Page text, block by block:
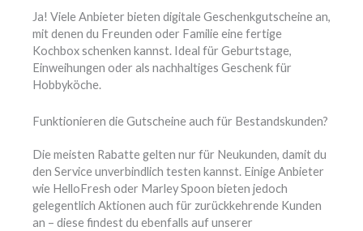
Ja! Viele Anbieter bieten digitale Geschenkgutscheine an,
mit denen du Freunden oder Familie eine fertige
Kochbox schenken kannst. Ideal für Geburtstage,
Einweihungen oder als nachhaltiges Geschenk für
Hobbyköche.
Funktionieren die Gutscheine auch für Bestandskunden?
Die meisten Rabatte gelten nur für Neukunden, damit du
den Service unverbindlich testen kannst. Einige Anbieter
wie HelloFresh oder Marley Spoon bieten jedoch
gelegentlich Aktionen auch für zurückkehrende Kunden
an – diese findest du ebenfalls auf unserer